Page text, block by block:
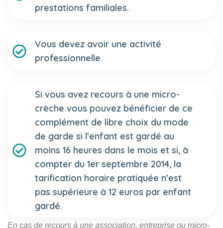
prestations familiales.
Vous devez avoir une activité
professionnelle.
Si vous avez recours à une micro-
crèche vous pouvez bénéficier de ce
complément de libre choix du mode
de garde si l’enfant est gardé au
moins 16 heures dans le mois et si, à
compter du 1er septembre 2014, la
tarification horaire pratiquée n’est
pas supérieure à 12 euros par enfant
gardé.
En cas de recours à une association, entreprise ou micro-